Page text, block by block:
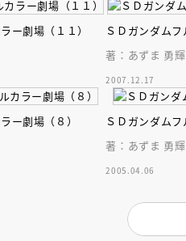
ー劇場（１１）
ＳＤガンダムフ
著：あずま 勇輝
2007.12.17
ー劇場（８）
ＳＤガンダムフ
著：あずま 勇輝
2005.04.06